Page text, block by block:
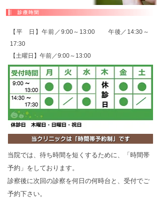
【平 日】午前／9:00～13:00 午後／14:30～
17:30
【土曜日】午前／9:00～13:00
当院では、待ち時間を短くするために、「時間帯
予約」をしております。
診察後に次回の診察を何日の何時台と、受付でご
予約下さい。